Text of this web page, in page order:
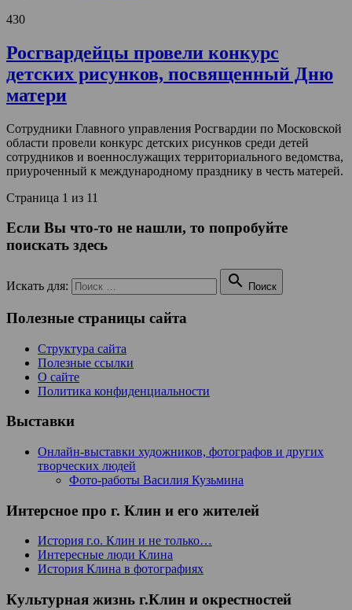
430
Росгвардейцы провели конкурс
детских рисунков, посвященный Дню
матери
Сотрудники Главного управления Росгвардии по Московской
области провели конкурс детских рисунков среди детей
сотрудников и военнослужащих территориального ведомства,
приуроченный к международному празднику в честь матерей.
Страница 1 из 11
Если Вы что-то не нашли, то попробуйте
поискать здесь
Искать для:  Поиск
Полезные страницы сайта
Структура сайта
Полезные ссылки
О сайте
Политика конфиденциальности
Выставки
Онлайн-выставки художников, фотографов и других
творческих людей
Фото-работы Василия Кузьмина
Интерсное про г. Клин и его жителей
История г.о. Клин и не только…
Интересные люди Клина
История Клина в фотографиях
Культурная жизнь г.Клин и окрестностей